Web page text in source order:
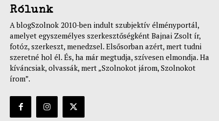
Rólunk
A blogSzolnok 2010-ben indult szubjektív élményportál,
amelyet egyszemélyes szerkesztőségként Bajnai Zsolt ír,
fotóz, szerkeszt, menedzsel. Elsősorban azért, mert tudni
szeretné hol él. És, ha már megtudja, szívesen elmondja. Ha
kíváncsiak, olvassák, mert „Szolnokot járom, Szolnokot
írom”.